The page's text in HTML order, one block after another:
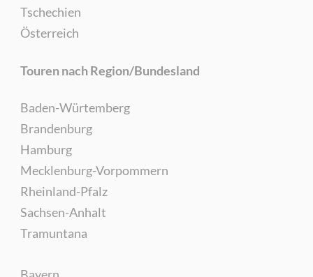
Tschechien
Österreich
Touren nach Region/Bundesland
Baden-Würtemberg
Brandenburg
Hamburg
Mecklenburg-Vorpommern
Rheinland-Pfalz
Sachsen-Anhalt
Tramuntana